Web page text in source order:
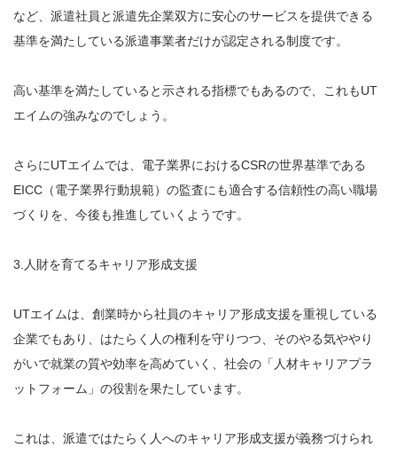
など、派遣社員と派遣先企業双方に安心のサービスを提供できる
基準を満たしている派遣事業者だけが認定される制度です。
高い基準を満たしていると示される指標でもあるので、これもUT
エイムの強みなのでしょう。
さらにUTエイムでは、電子業界におけるCSRの世界基準である
EICC（電子業界行動規範）の監査にも適合する信頼性の高い職場
づくりを、今後も推進していくようです。
3.人財を育てるキャリア形成支援
UTエイムは、創業時から社員のキャリア形成支援を重視している
企業でもあり、はたらく人の権利を守りつつ、そのやる気ややり
がいで就業の質や効率を高めていく、社会の「人材キャリアプラ
ットフォーム」の役割を果たしています。
これは、派遣ではたらく人へのキャリア形成支援が義務づけられ